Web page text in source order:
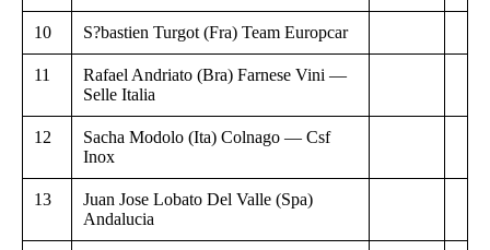
10 S?bastien Turgot (Fra) Team Europcar
11
Rafael Andriato (Bra) Farnese Vini —
Selle Italia
12
Sacha Modolo (Ita) Colnago — Csf
Inox
13
Juan Jose Lobato Del Valle (Spa)
Andalucia